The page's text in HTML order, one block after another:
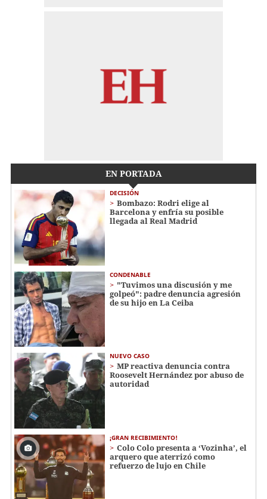
EN PORTADA
DECISIÓN
Bombazo: Rodri elige al
Barcelona y enfría su posible
llegada al Real Madrid
CONDENABLE
"Tuvimos una discusión y me
golpeó": padre denuncia agresión
de su hijo en La Ceiba
NUEVO CASO
MP reactiva denuncia contra
Roosevelt Hernández por abuso de
autoridad
¡GRAN RECIBIMIENTO!
Colo Colo presenta a ‘Vozinha’, el
arquero que aterrizó como
refuerzo de lujo en Chile